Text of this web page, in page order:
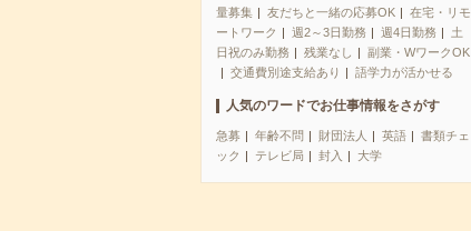
量募集
友だちと一緒の応募OK
在宅・リモ
ートワーク
週2～3日勤務 週4日勤務
土
日祝のみ勤務
残業なし
副業・WワークOK
交通費別途支給あり
語学力が活かせる
人気のワードでお仕事情報をさがす
急募 年齢不問 財団法人 英語
書類チェ
ック
テレビ局 封入 大学